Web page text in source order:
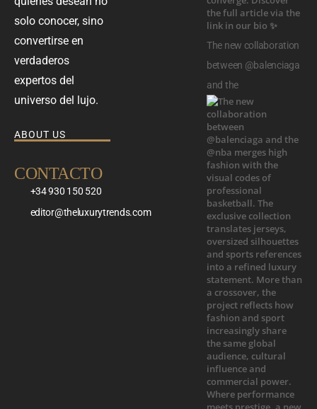
solo conocer, sino
convertirse en
verdaderos
expertos del
universo del lujo.
ABOUT US
CONTACTO
+34 930 150 520
editor@theluxurytrends.com
The new collaboration
between @balenciaga
and the